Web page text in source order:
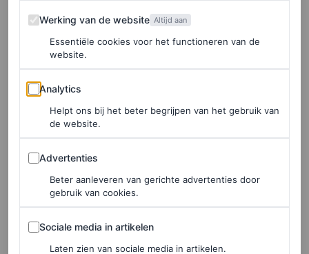
Ongewenst seksueel
gedrag op de werkvloer: dit
ANNE DIRKS
Deze nieuwe campagne
geschoten door
Bastiaan Woudt is een piece
Werking van de website
Werking van de website Altijd aan
Essentiële cookies voor het functioneren van de
website.
Analytics
Analytics
Helpt ons bij het beter begrijpen van het gebruik van
de website.
Advertenties
Advertenties
Beter aanleveren van gerichte advertenties door
gebruik van cookies.
Sociale media in artikelen
Sociale media in artikelen
Laten zien van sociale media in artikelen.